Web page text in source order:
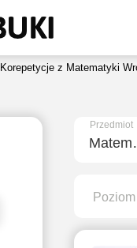
Korepetycje z Matematyki
Przedmiot